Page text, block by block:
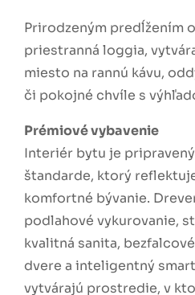
Prirodzeným predĺžením
priestranná loggia,
miesto na rannú kávu,
či pokojné chvíle s
Prémiové vybavenie
Interiér bytu je
štandarde, ktorý
komfortné bývanie.
podlahové vykurovanie,
kvalitná sanita,
dvere a inteligentný
vytvárajú prostredie, v